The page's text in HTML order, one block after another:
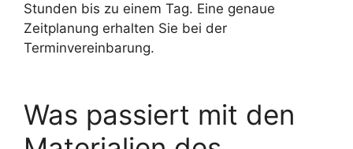
Stunden bis zu einem Tag. Eine genaue
Zeitplanung erhalten Sie bei der
Terminvereinbarung.
Was passiert mit den